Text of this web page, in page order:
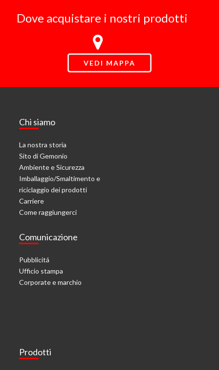
Dove acquistare i nostri prodotti
VEDI MAPPA
Chi siamo
La nostra storia
Sito di Gemonio
Ambiente e Sicurezza
Imballaggio/Smaltimento e
riciclaggio dei prodotti
Carriere
Come raggiungerci
Comunicazione
Pubblicitá
Ufficio stampa
Corporate e marchio
Prodotti